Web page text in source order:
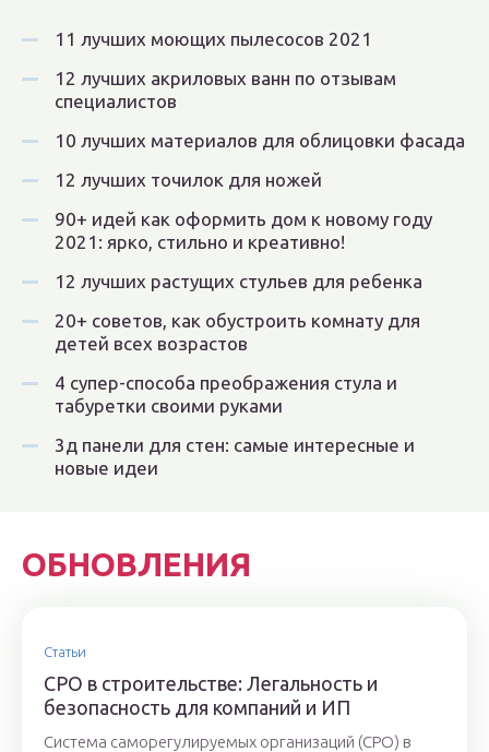
11 лучших моющих пылесосов 2021
12 лучших акриловых ванн по отзывам
специалистов
10 лучших материалов для облицовки фасада
12 лучших точилок для ножей
90+ идей как оформить дом к новому году
2021: ярко, стильно и креативно!
12 лучших растущих стульев для ребенка
20+ советов, как обустроить комнату для
детей всех возрастов
4 супер-способа преображения стула и
табуретки своими руками
3д панели для стен: самые интересные и
новые идеи
ОБНОВЛЕНИЯ
Статьи
СРО в строительстве: Легальность и
безопасность для компаний и ИП
Система саморегулируемых организаций (СРО) в